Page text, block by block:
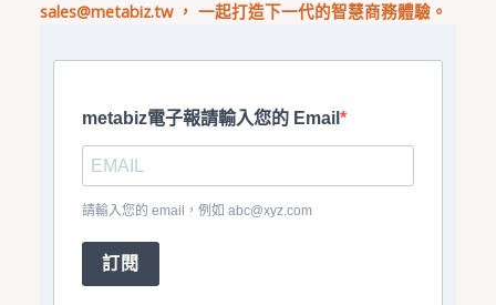
sales@metabiz.tw， 一起打造下一代的智慧商務體驗。
metabiz電子報請輸入您的 Email
請輸入您的 email，例如 abc@xyz.com
訂閱